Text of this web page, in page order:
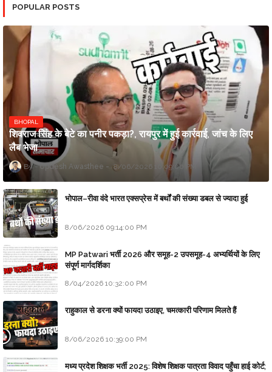
POPULAR POSTS
BHOPAL
शिवराज सिंह के बेटे का पनीर पकड़ा?, रायपुर में हुई कार्रवाई, जांच के लिए
लैब भेजा
Updesh Awasthee 8/06/2026 10:09:00 PM
भोपाल–रीवा वंदे भारत एक्सप्रेस में बर्थों की संख्या डबल से ज्यादा हुई
8/06/2026 09:14:00 PM
MP Patwari भर्ती 2026 और समूह-2 उपसमूह-4 अभ्यर्थियों के लिए
संपूर्ण मार्गदर्शिका
8/04/2026 10:32:00 PM
राहुकाल से डरना क्यों फायदा उठाइए, चमत्कारी परिणाम मिलते हैं
8/06/2026 10:39:00 PM
मध्य प्रदेश शिक्षक भर्ती 2025: विशेष शिक्षक पात्रता विवाद पहुँचा हाई कोर्ट;